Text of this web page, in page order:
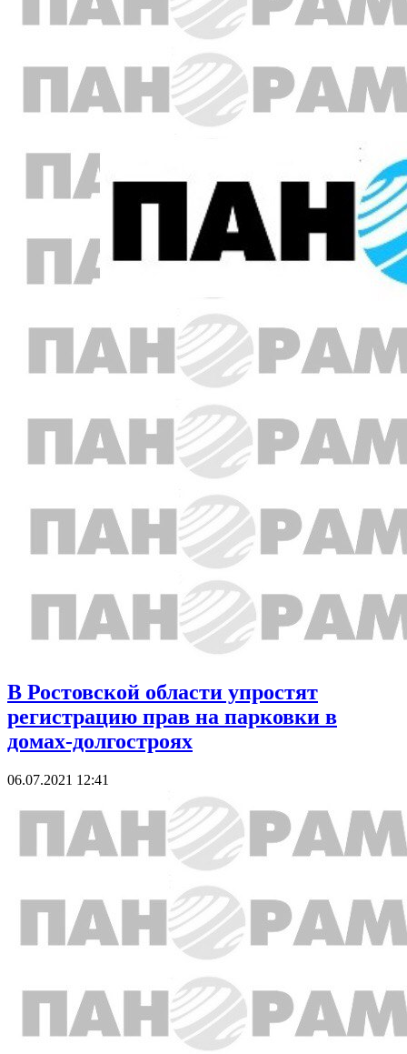
В Ростовской области упростят
регистрацию прав на парковки в
домах-долгостроях
06.07.2021 12:41